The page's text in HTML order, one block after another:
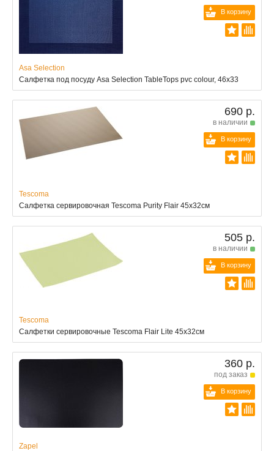
В корзину
Asa Selection
Салфетка под посуду Asa Selection TableTops pvc colour, 46x33
690 р.
в наличии
В корзину
Tescoma
Салфетка сервировочная Tescoma Purity Flair 45x32см
505 р.
в наличии
В корзину
Tescoma
Салфетки сервировочные Tescoma Flair Lite 45х32см
360 р.
под заказ
В корзину
Zapel